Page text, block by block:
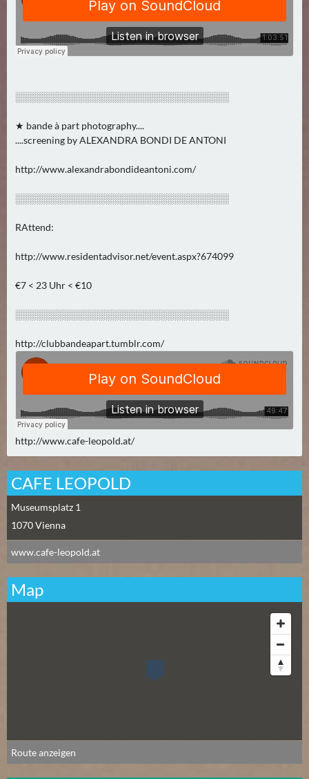
S
T
M
B
E
(
)
░░░░░░░░░░░░░░░░░░░░░░░░░░░░░░░
★ bande à part photography....
....screening by ALEXANDRA BONDI DE ANTONI
http://www.alexandrabondideantoni.com/
░░░░░░░░░░░░░░░░░░░░░░░░░░░░░░░
RAttend:
http://www.residentadvisor.net/event.aspx?674099
€7 < 23 Uhr < €10
░░░░░░░░░░░░░░░░░░░░░░░░░░░░░░░
http://clubbandeapart.tumblr.com/
http://www.cafe-leopold.at/
CAFE LEOPOLD
Museumsplatz 1
1070Vienna
www.cafe-leopold.at
Map
Route anzeigen